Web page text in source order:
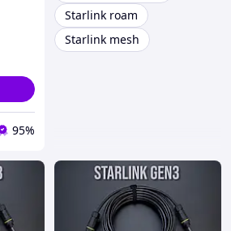
95%
Starlink roam
Starlink mesh